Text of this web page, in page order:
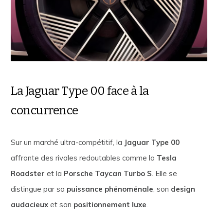
La Jaguar Type 00 face à la
concurrence
Sur un marché ultra-compétitif, la Jaguar Type 00
affronte des rivales redoutables comme la Tesla
Roadster et la Porsche Taycan Turbo S. Elle se
distingue par sa puissance phénoménale, son design
audacieux et son positionnement luxe.